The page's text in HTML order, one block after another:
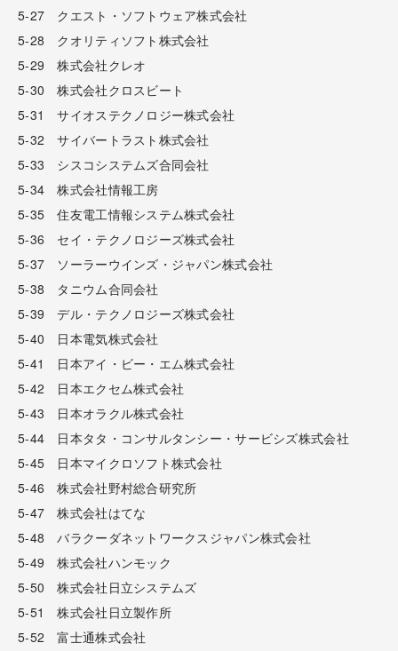
5-27 クエスト・ソフトウェア株式会社
5-28 クオリティソフト株式会社
5-29 株式会社クレオ
5-30 株式会社クロスビート
5-31 サイオステクノロジー株式会社
5-32 サイバートラスト株式会社
5-33 シスコシステムズ合同会社
5-34 株式会社情報工房
5-35 住友電工情報システム株式会社
5-36 セイ・テクノロジーズ株式会社
5-37 ソーラーウインズ・ジャパン株式会社
5-38 タニウム合同会社
5-39 デル・テクノロジーズ株式会社
5-40 日本電気株式会社
5-41 日本アイ・ビー・エム株式会社
5-42 日本エクセム株式会社
5-43 日本オラクル株式会社
5-44 日本タタ・コンサルタンシー・サービシズ株式会社
5-45 日本マイクロソフト株式会社
5-46 株式会社野村総合研究所
5-47 株式会社はてな
5-48 バラクーダネットワークスジャパン株式会社
5-49 株式会社ハンモック
5-50 株式会社日立システムズ
5-51 株式会社日立製作所
5-52 富士通株式会社